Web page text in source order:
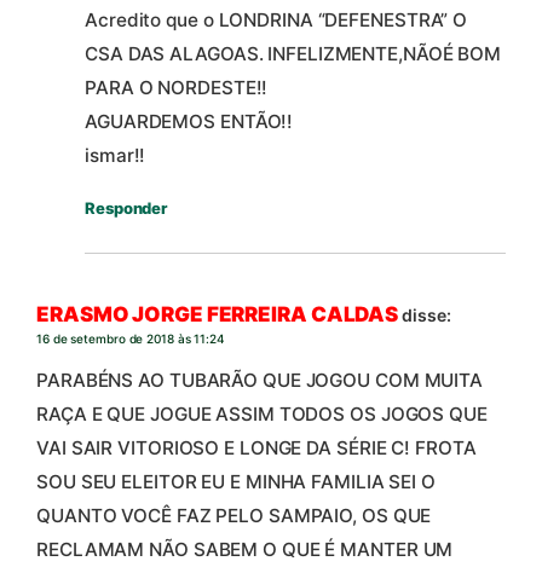
Acredito que o LONDRINA “DEFENESTRA” O
CSA DAS ALAGOAS. INFELIZMENTE,NÃOÉ BOM
PARA O NORDESTE!!
AGUARDEMOS ENTÃO!!
ismar!!
Responder
ERASMO JORGE FERREIRA CALDASdisse:
16 de setembro de 2018 às 11:24
PARABÉNS AO TUBARÃO QUE JOGOU COM MUITA
RAÇA E QUE JOGUE ASSIM TODOS OS JOGOS QUE
VAI SAIR VITORIOSO E LONGE DA SÉRIE C! FROTA
SOU SEU ELEITOR EU E MINHA FAMILIA SEI O
QUANTO VOCÊ FAZ PELO SAMPAIO, OS QUE
RECLAMAM NÃO SABEM O QUE É MANTER UM